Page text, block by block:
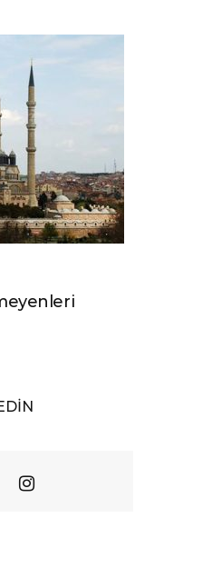
Urfa’nın Birbirinden